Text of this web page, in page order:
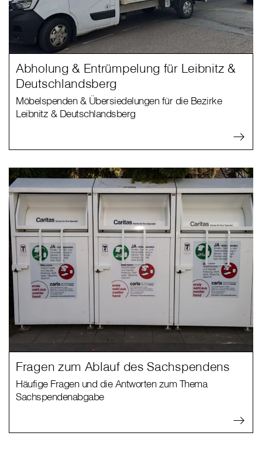
Abholung & Entrümpelung für Leibnitz &
Deutschlandsberg
Möbelspenden & Übersiedelungen für die Bezirke
Leibnitz & Deutschlandsberg
Fragen zum Ablauf des Sachspendens
Häufige Fragen und die Antworten zum Thema
Sachspendenabgabe